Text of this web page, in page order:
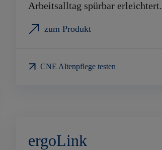
Arbeitsalltag spürbar erleichtert.
zum Produkt
CNE Altenpflege testen
ergoLink